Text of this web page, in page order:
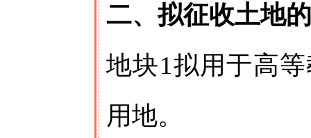
二、拟征收土地
地块1拟用于高
用地。